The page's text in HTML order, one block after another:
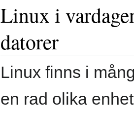
Linux i
datorer
Linux finns i
en rad olika